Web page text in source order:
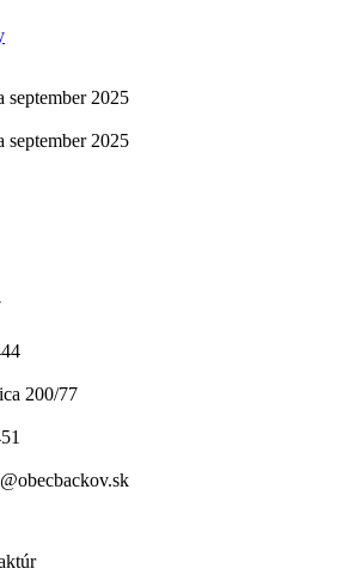
september 2025
september 2025
200/77